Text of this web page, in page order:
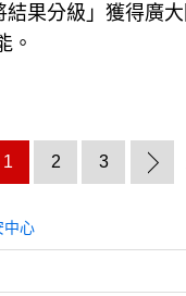
果分級」獲得廣
。
1 2 3
中心